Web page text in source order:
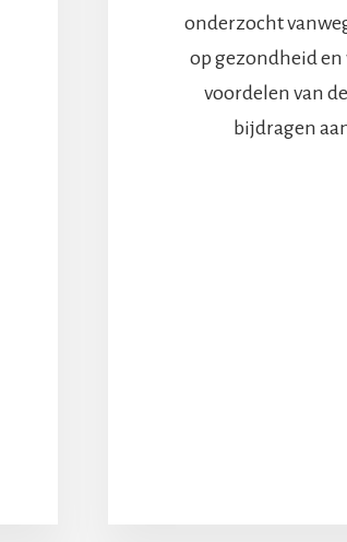
onderzocht
op gezondheid en
voordelen van
bijdragen